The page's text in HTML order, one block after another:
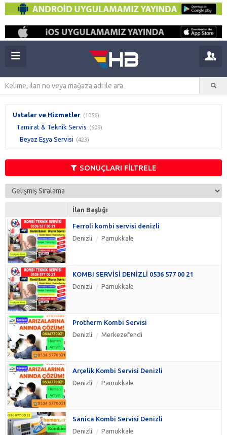
Ustalar ve Hizmetler (1056)
Tamirat & Teknik Servis (609)
Beyaz Eşya Servisi (423)
SONUÇLARI FİLTRELE
İlan Başlığı
Ferroli kombi servisi denizli
Denizli
Pamukkale
KOMBI SERVİSİ DENİZLİ 0536 577 00 21
Denizli
Pamukkale
Protherm Kombi Servisi
Denizli
Merkezefendi
Arçelik Kombi Servisi Denizli
Denizli
Pamukkale
Sanica Kombi Servisi Denizli
Denizli
Pamukkale